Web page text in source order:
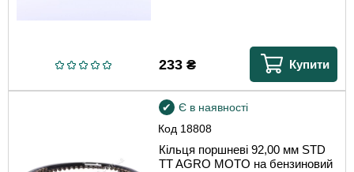
233₴ Купити
Код 18808
Є в наявності
Кільця поршневі 92,00 мм STD
TT AGRO MOTO на бензиновий